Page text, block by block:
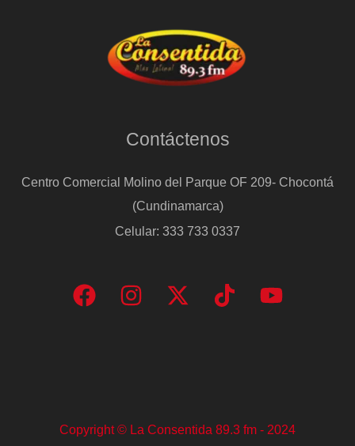
Contáctenos
Centro Comercial Molino del Parque OF 209- Chocontá
(Cundinamarca)
Celular: 333 733 0337
Copyright © La Consentida 89.3 fm - 2024